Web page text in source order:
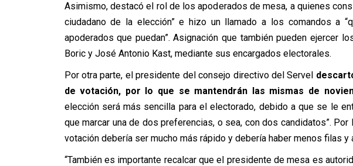
Asimismo, destacó el rol de los apoderados de mesa, a quienes
ciudadano de la elección” e hizo un llamado a los comandos a
apoderados que puedan”. Asignación que también pueden ejercer
Boric y José Antonio Kast, mediante sus encargados electorales.
Por otra parte, el presidente del consejo directivo del Servel
de votación, por lo que se mantendrán las mismas de
elección será más sencilla para el electorado, debido a que se le
que marcar una de dos preferencias, o sea, con dos candidatos”.
votación debería ser mucho más rápido y debería haber menos filas y
“También es importante recalcar que el presidente de mesa es